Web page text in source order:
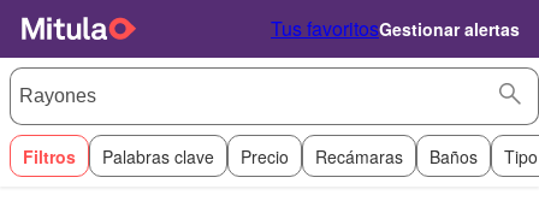
Tus favoritosGestionar alertas
Filtros Palabras clave Precio Recámaras Baños